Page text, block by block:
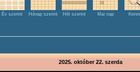
Év szerint Hónap szerint Hét szerint Mai nap
2025. október 22. szerda